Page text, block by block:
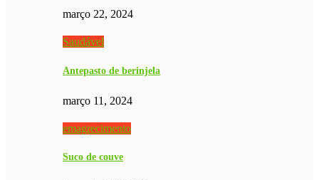
março 22, 2024
Saudável
Antepasto de berinjela
março 11, 2024
emagrecimento
Suco de couve